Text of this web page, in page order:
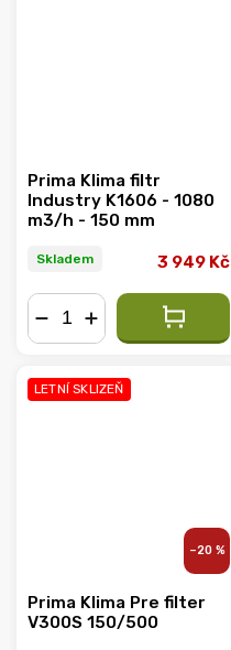
Prima Klima filtr
Industry K1606 - 1080
m3/h - 150 mm
Skladem 3 949 Kč
LETNÍ SKLIZEŇ
–20 %
Prima Klima Pre filter
V300S 150/500